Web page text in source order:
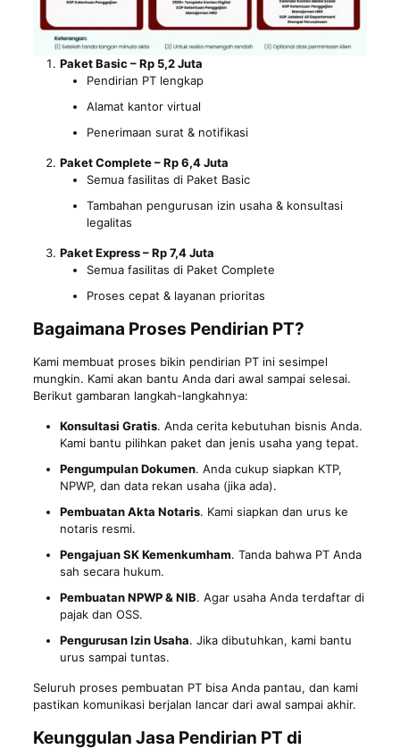
Paket Basic – Rp 5,2 Juta
Pendirian PT lengkap
Alamat kantor virtual
Penerimaan surat & notifikasi
Paket Complete – Rp 6,4 Juta
Semua fasilitas di Paket Basic
Tambahan pengurusan izin usaha & konsultasi
legalitas
Paket Express – Rp 7,4 Juta
Semua fasilitas di Paket Complete
Proses cepat & layanan prioritas
Bagaimana Proses Pendirian PT?
Kami membuat proses bikin pendirian PT ini sesimpel
mungkin. Kami akan bantu Anda dari awal sampai selesai.
Berikut gambaran langkah-langkahnya:
Konsultasi Gratis. Anda cerita kebutuhan bisnis Anda.
Kami bantu pilihkan paket dan jenis usaha yang tepat.
Pengumpulan Dokumen. Anda cukup siapkan KTP,
NPWP, dan data rekan usaha (jika ada).
Pembuatan Akta Notaris. Kami siapkan dan urus ke
notaris resmi.
Pengajuan SK Kemenkumham. Tanda bahwa PT Anda
sah secara hukum.
Pembuatan NPWP & NIB. Agar usaha Anda terdaftar di
pajak dan OSS.
Pengurusan Izin Usaha. Jika dibutuhkan, kami bantu
urus sampai tuntas.
Seluruh proses pembuatan PT bisa Anda pantau, dan kami
pastikan komunikasi berjalan lancar dari awal sampai akhir.
Keunggulan Jasa Pendirian PT di